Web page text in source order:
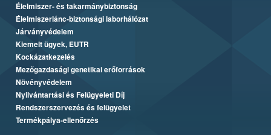
Élelmiszer- és takarmánybiztonság
Élelmiszerlánc-biztonsági laborhálózat
Járványvédelem
Kiemelt ügyek, EUTR
Kockázatkezelés
Mezőgazdasági genetikai erőforrások
Növényvédelem
Nyilvántartási és Felügyeleti Díj
Rendszerszervezés és felügyelet
Termékpálya-ellenőrzés